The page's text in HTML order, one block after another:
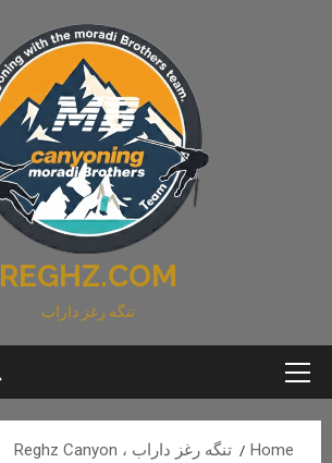
REGHZ.COM
تنگه رغز داراب
Primary
Home تنگه رغز داراب ، Reghz Canyon